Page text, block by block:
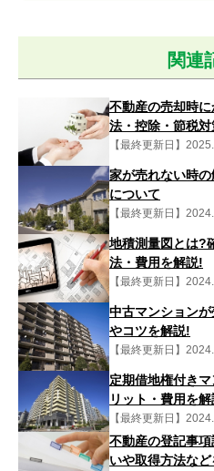
関連
不動産の売却時
法・控除・節税
【最終更新日】
家が売れない時
について
【最終更新日】
地積測量図とは?
法・費用を解説!
【最終更新日】
中古マンション
やコツを解説!
【最終更新日】
定期借地権付き
リット・費用を解
【最終更新日】
不動産の登記事
いや取得方法な